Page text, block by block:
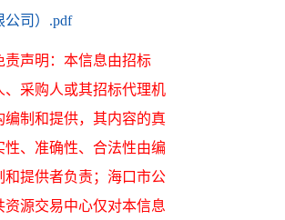
公司）.pdf
责声明：本信息由招标
、采购人或其招标代理机
编制和提供，其内容的真
性、准确性、合法性由编
和提供者负责；海口市公
资源交易中心仅对本信息